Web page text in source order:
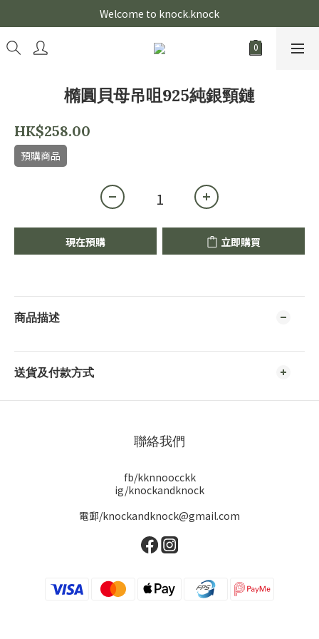
Welcome to knock.knock
橢圓貝母吊咀925純銀頸鏈
HK$258.00
預購商品
現在預購 立即購買
商品描述
送貨及付款方式
聯絡我們
fb/kknnoocckk
ig/knockandknock
電郵/knockandknock@gmail.com